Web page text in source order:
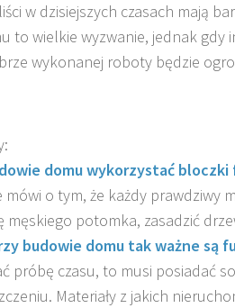
w dzisiejszych czasach mają
to wielkie wyzwanie, jednak gdy
wykonanej roboty będzie
domu wykorzystać
mówi o tym, że każdy prawdziwy
męskiego potomka, zasadzić
budowie domu tak ważne są
próbę czasu, to musi posiadać
Materiały z jakich